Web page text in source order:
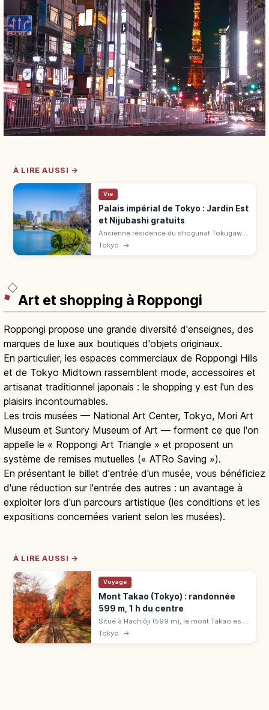
À LIRE AUSSI →
Vie
Palais impérial de Tokyo : Jardin Est
et Nijubashi gratuits
Ancienne résidence du shogunat Tokugawa
devenue palais impérial en 1869. Jardins de
l'Est (21 ha) accessibles gratuitement à 15
Tokyo →
Art et shopping à Roppongi
Roppongi propose une grande diversité d'enseignes, des
marques de luxe aux boutiques d'objets originaux.
En particulier, les espaces commerciaux de Roppongi Hills
et de Tokyo Midtown rassemblent mode, accessoires et
artisanat traditionnel japonais : le shopping y est l'un des
plaisirs incontournables.
Les trois musées — National Art Center, Tokyo, Mori Art
Museum et Suntory Museum of Art — forment ce que l'on
appelle le « Roppongi Art Triangle » et proposent un
système de remises mutuelles (« ATRo Saving »).
En présentant le billet d'entrée d'un musée, vous bénéficiez
d'une réduction sur l'entrée des autres : un avantage à
exploiter lors d'un parcours artistique (les conditions et les
expositions concernées varient selon les musées).
À LIRE AUSSI →
Voyage
Mont Takao (Tokyo) : randonnée
599 m, 1 h du centre
Situé à Hachiōji (599 m), le mont Takao est
classé 3 étoiles au Guide Vert Michelin.
Funiculaire, télésiège, Yakuō-in, vue sur le
Tokyo →